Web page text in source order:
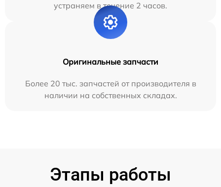
устраняем в течение 2 часов.
Оригинальные запчасти
Более 20 тыс. запчастей от производителя в
наличии на собственных складах.
Этапы работы